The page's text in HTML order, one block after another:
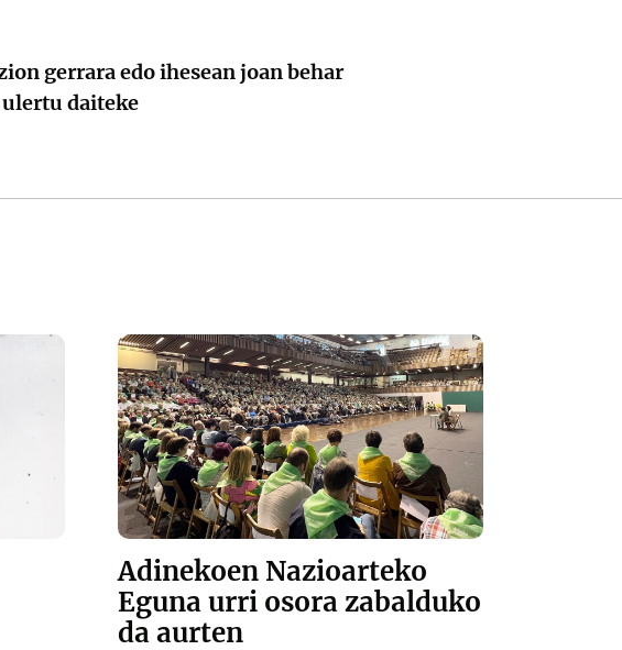
gerrara edo ihesean joan behar
daiteke
Adinekoen Nazioarteko
Eguna urri osora zabalduko
da aurten